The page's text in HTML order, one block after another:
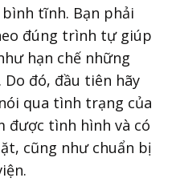
tĩnh. Bạn phải
đúng trình tự giúp
hạn chế những
đó, đầu tiên hãy
qua tình trạng của
được tình hình và có
cũng như chuẩn bị